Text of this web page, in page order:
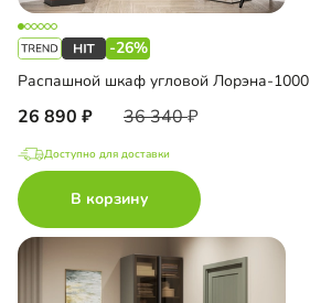
-26%
Распашной шкаф угловой Лорэна-1000
26 890 36 340
Доступно для доставки
В корзину